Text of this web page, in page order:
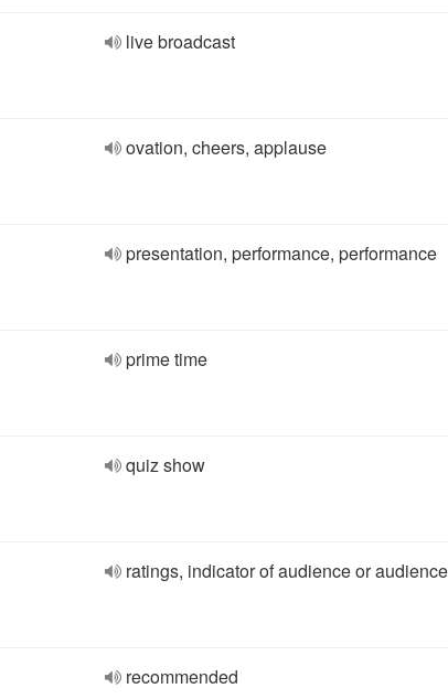
live broadcast
ovation, cheers, applause
presentation, performance, performance
prime time
quiz show
ratings, indicator of audience or audience
recommended